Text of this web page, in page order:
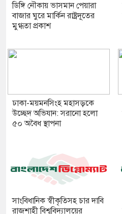
ডিঙ্গি নৌকায় ভাসমান পেয়ারা
বাজার ঘুরে মার্কিন রাষ্ট্রদূতের
মুগ্ধতা প্রকাশ
ঢাকা-ময়মনসিংহ মহাসড়কে
উচ্ছেদ অভিযান: সরানো হলো
৫০ অবৈধ স্থাপনা
সাংবিধানিক স্বীকৃতিসহ চার দাবি
রাজশাহী বিশ্ববিদ্যালয়ের